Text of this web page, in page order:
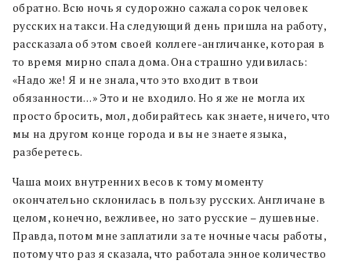
обратно. Всю ночь я судорожно сажала сорок человек
русских на такси. На следующий день пришла на работу,
рассказала об этом своей коллеге-англичанке, которая в
то время мирно спала дома. Она страшно удивилась:
«Надо же! Я и не знала, что это входит в твои
обязанности…» Это и не входило. Но я же не могла их
просто бросить, мол, добирайтесь как знаете, ничего, что
мы на другом конце города и вы не знаете языка,
разберетесь.
Чаша моих внутренних весов к тому моменту
окончательно склонилась в пользу русских. Англичане в
целом, конечно, вежливее, но зато русские – душевные.
Правда, потом мне заплатили за те ночные часы работы,
потому что раз я сказала, что работала энное количество